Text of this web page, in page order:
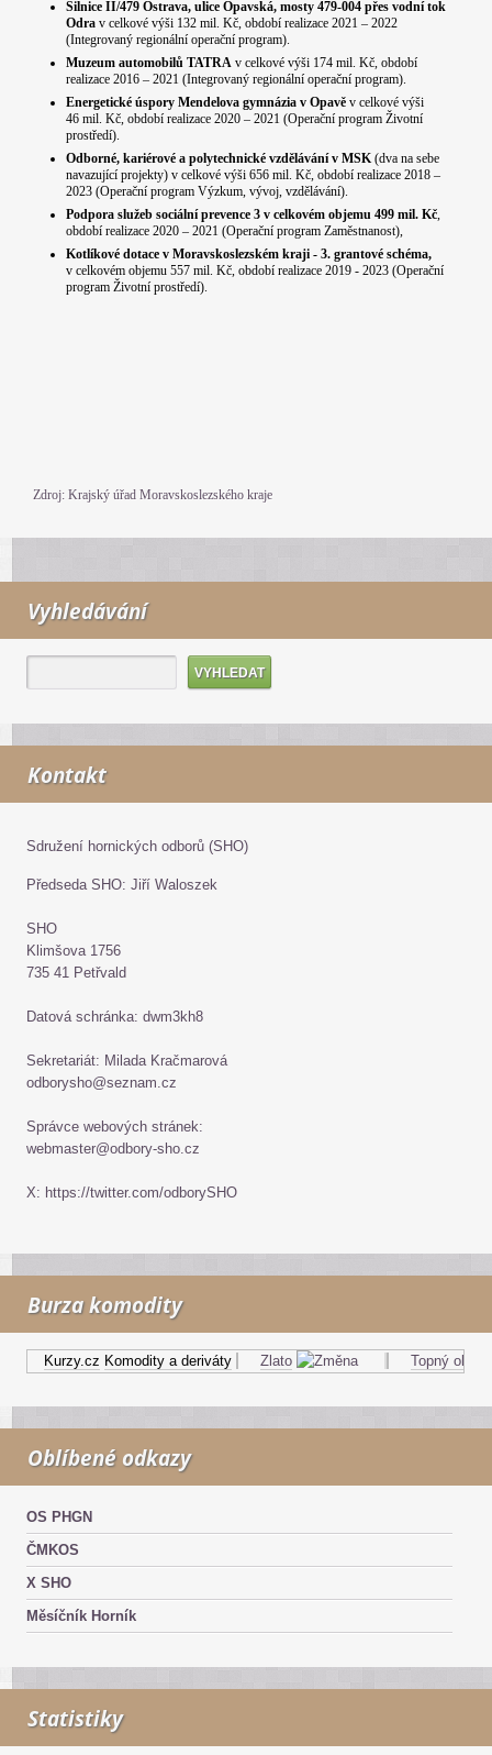
Silnice II/479 Ostrava, ulice Opavská, mosty 479-004 přes vodní tok
Odra v celkové výši 132 mil. Kč, období realizace 2021 – 2022
(Integrovaný regionální operační program).
Muzeum automobilů TATRA v celkové výši 174 mil. Kč, období
realizace 2016 – 2021 (Integrovaný regionální operační program).
Energetické úspory Mendelova gymnázia v Opavě v celkové výši
46 mil. Kč, období realizace 2020 – 2021 (Operační program Životní
prostředí).
Odborné, kariérové a polytechnické vzdělávání v MSK (dva na sebe
navazující projekty) v celkové výši 656 mil. Kč, období realizace 2018 –
2023 (Operační program Výzkum, vývoj, vzdělávání).
Podpora služeb sociální prevence 3 v celkovém objemu 499 mil. Kč
období realizace 2020 – 2021 (Operační program Zaměstnanost),
Kotlíkové dotace v Moravskoslezském kraji - 3. grantové schéma,
v celkovém objemu 557 mil. Kč, období realizace 2019 - 2023 (Operační
program Životní prostředí).
Zdroj: Krajský úřad Moravskoslezského kraje
Vyhledávání
Kontakt
Sdružení hornických odborů (SHO)
Předseda SHO: Jiří Waloszek
SHO
Klimšova 1756
735 41 Petřvald
Datová schránka: dwm3kh8
Sekretariát: Milada Kračmarová
odborysho@seznam.cz
Správce webových stránek:
webmaster@odbory-sho.cz
X: https://twitter.com/odborySHO
Burza komodity
Kurzy.cz Komodity a deriváty Zlato Topný olej
Oblíbené odkazy
OS PHGN
ČMKOS
X SHO
Měsíčník Horník
Statistiky